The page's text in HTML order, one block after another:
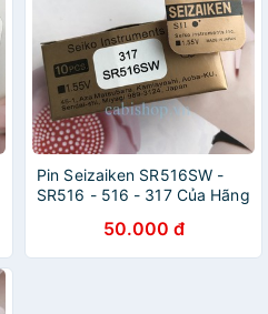
Pin Seizaiken SR516SW -
SR516 - 516 - 317 Của Hãng
Chính Hãng Nhật Bản Giá Rẻ
50.000 đ